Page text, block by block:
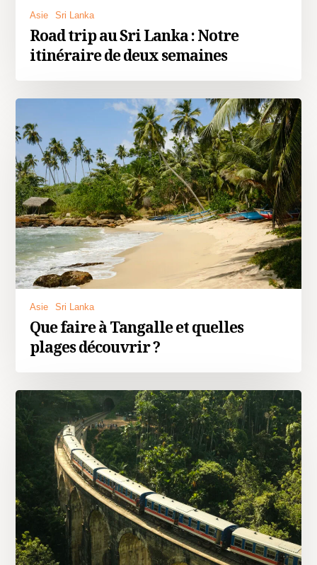
Asie Sri Lanka
Road trip au Sri Lanka : Notre
itinéraire de deux semaines
Asie Sri Lanka
Que faire à Tangalle et quelles
plages découvrir ?